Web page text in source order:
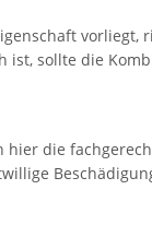
vorliegt,
ist, sollte die
die